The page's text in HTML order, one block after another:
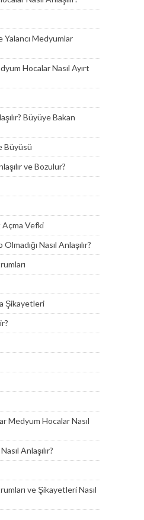
Medyumlar
Hocalar Nasıl Ayırt
Büyüye Bakan
Büyüsü
ve Bozulur?
Açma Vefki
Nasıl Anlaşılır?
Şikayetleri
Medyum Hocalar Nasıl
Anlaşılır?
ve Şikayetleri Nasıl